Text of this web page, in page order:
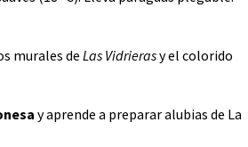
murales de Las Vidrierasy el colorido
y aprende a preparar alubias de La